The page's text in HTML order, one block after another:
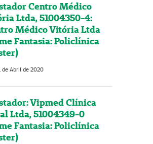
Centro Médico
Ltda, 51004350-4:
Médico Vitória Ltda
Fantasia: Policlínica
de Abril de 2020
Vipmed Clínica
Ltda, 51004349-0
Fantasia: Policlínica